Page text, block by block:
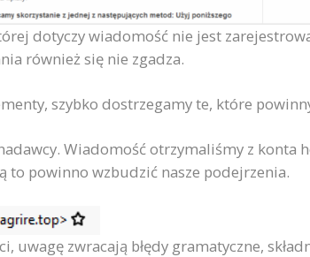
dotyczy wiadomość nie jest
również się nie zgadza.
szybko dostrzegamy te, które
Wiadomość otrzymaliśmy z konta
to powinno wzbudzić nasze podejrzenia.
uwagę zwracają błędy gramatyczne,